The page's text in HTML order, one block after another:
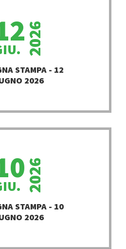
2026
STAMPA - 12
2026
2026
STAMPA - 10
2026